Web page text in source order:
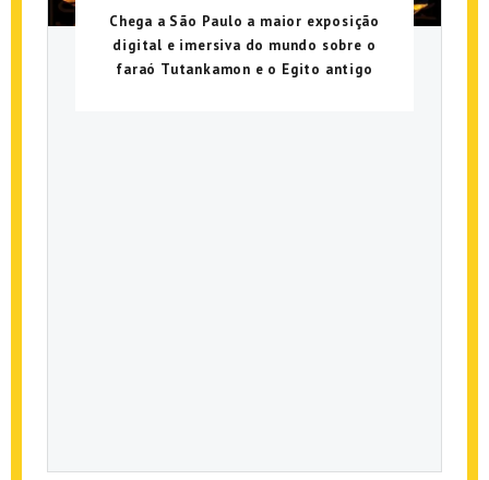
Chega a São Paulo a maior exposição
digital e imersiva do mundo sobre o
faraó Tutankamon e o Egito antigo